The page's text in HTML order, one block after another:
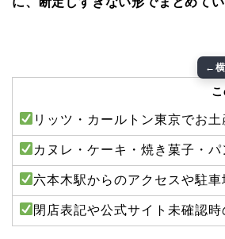
リッツ・カールトン東京でお
カヌレ・ケーキ・焼き菓子・
六本木駅からのアクセスや駐
閉店表記や公式サイト未確認